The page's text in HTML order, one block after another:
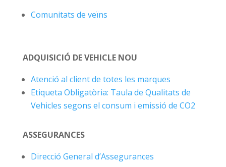
Comunitats de veïns
ADQUISICIÓ DE VEHICLE NOU
Atenció al client de totes les marques
Etiqueta Obligatòria: Taula de Qualitats de
Vehicles segons el consum i emissió de CO2
ASSEGURANCES
Direcció General d’Assegurances